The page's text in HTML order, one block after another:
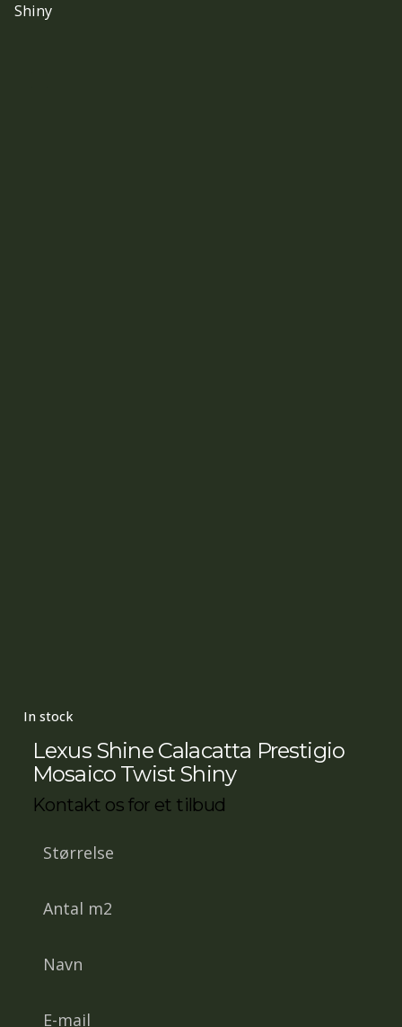
Shiny
In stock
Lexus Shine Calacatta Prestigio
Mosaico Twist Shiny
Kontakt os for et tilbud